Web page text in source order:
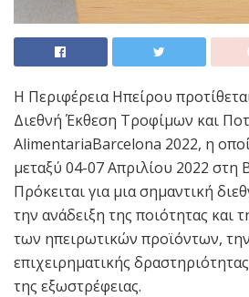
Η Περιφέρεια Ηπείρου
Διεθνή Έκθεση Tροφίμων και
AlimentariaBarcelona 2022, η
μεταξύ 04-07 Aπριλίου 2022 στη
Πρόκειται για μια σημαντική
την ανάδειξη της ποιότητας και
των ηπειρωτικών προϊόντων,
επιχειρηματικής
της εξωστρέφειας.